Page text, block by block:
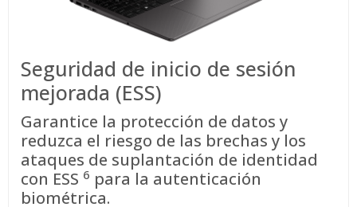
Seguridad de inicio de sesión
mejorada (ESS)
Garantice la protección de datos y
reduzca el riesgo de las brechas y los
ataques de suplantación de identidad
con ESS 6 para la autenticación
biométrica.